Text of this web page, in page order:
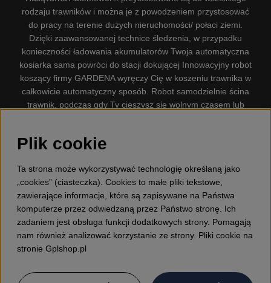
rodzaju trawników i można je z powodzeniem przystosować
do pracy na terenie dużych nieruchomości/ połaci ziemi.
Dzięki zaawansowanej technice śledzenia, w przypadku
konieczności ładowania akumulatorów Twoja automatyczna
kosiarka sama powróci do stacji dokującej Innowacyjny robot
koszący firmy GARDENA wyręczy Cię w koszeniu trawnika w
całkowicie automatyczny sposób. Robot samodzielnie ścina
trawnik, podczas gdy Ty cieszysz się wolnym czasem lub
dostępną na rynku. Firma nasza dysponuje. Gplshop
ochronna, Wykaszarki, Podkaszarki, Nożyce do żywopłotów,
Kultywatory, Dmuchawy, Odśnieżarki, Myjka Ciśnieniowa,
Odkurzacz, Przecinarki, Siekiery, Narzędzia do prac leśnych,
Smary, Pojemniki, Zabawki dla dzieci ETC.
Plik cookie
Ta strona może wykorzystywać technologię określaną jako
„cookies” (ciasteczka). Cookies to małe pliki tekstowe,
zawierające informacje, które są zapisywane na Państwa
komputerze przez odwiedzaną przez Państwo stronę. Ich
zadaniem jest obsługa funkcji dodatkowych strony. Pomagają
nam również analizować korzystanie ze strony. Pliki cookie na
stronie Gplshop.pl